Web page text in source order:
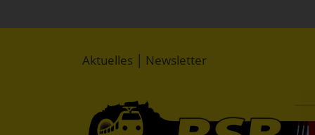
Aktuelles | Newsletter